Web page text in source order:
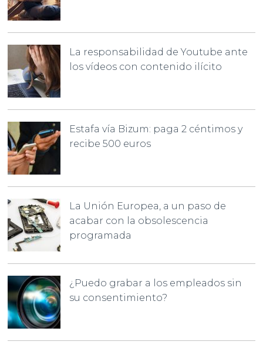
La responsabilidad de Youtube ante
los vídeos con contenido ilícito
Estafa vía Bizum: paga 2 céntimos y
recibe 500 euros
La Unión Europea, a un paso de
acabar con la obsolescencia
programada
¿Puedo grabar a los empleados sin
su consentimiento?